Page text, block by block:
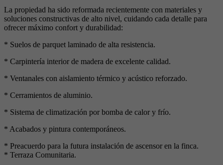
La propiedad ha sido reformada recientemente con materiales y
soluciones constructivas de alto nivel, cuidando cada detalle para
ofrecer máximo confort y durabilidad:
* Suelos de parquet laminado de alta resistencia.
* Carpintería interior de madera de excelente calidad.
* Ventanales con aislamiento térmico y acústico reforzado.
* Cerramientos de aluminio.
* Sistema de climatización por bomba de calor y frío.
* Acabados y pintura contemporáneos.
* Preacuerdo para la futura instalación de ascensor en la finca.
* Terraza Comunitaria.